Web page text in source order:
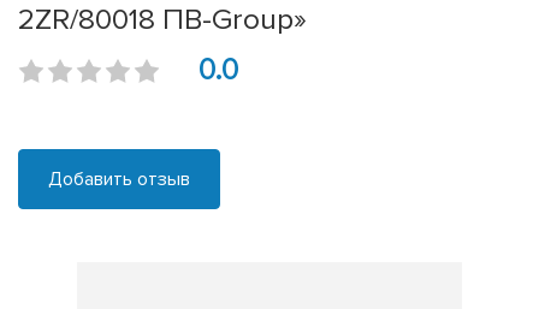
2ZR/80018 ПВ-Group»
0.0
Добавить отзыв